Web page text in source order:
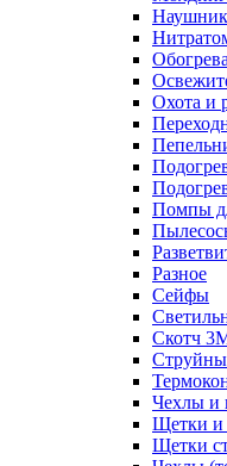
Охота и
Помпы
Разное
Сейфы
Скотч
Чехлы и
Щетки и
Щетки